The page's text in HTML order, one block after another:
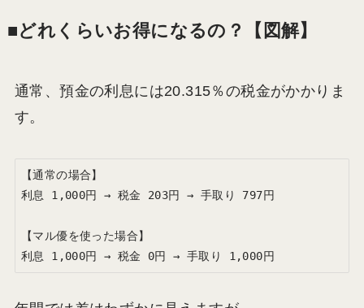
■どれくらいお得になるの？【図解】
通常、預金の利息には20.315％の税金がかかりま
す。
【通常の場合】
利息 1,000円 → 税金 203円 → 手取り 797円
【マル優を使った場合】